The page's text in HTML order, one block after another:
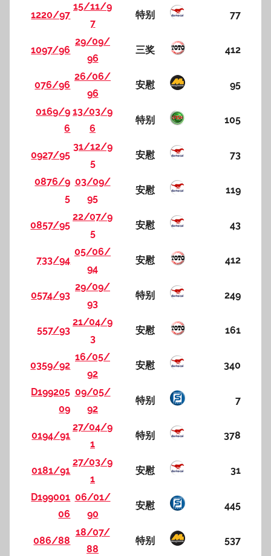
1220/97
15/11/9
7
特别 77
1097/96
29/09/
96
三奖 412
076/96
26/06/
96
安慰 95
0169/9
6
13/03/9
6
特别 105
0927/95
31/12/9
5
安慰 73
0876/9
5
03/09/
95
安慰 119
0857/95
22/07/9
5
安慰 43
733/94
05/06/
94
安慰 412
0574/93
29/09/
93
特别 249
557/93
21/04/9
3
安慰 161
0359/92
16/05/
92
安慰 340
D199205
09
09/05/
92
特别 7
0194/91
27/04/9
1
特别 378
0181/91
27/03/9
1
安慰 31
D199001
06
06/01/
90
安慰 445
086/88
18/07/
88
特别 537